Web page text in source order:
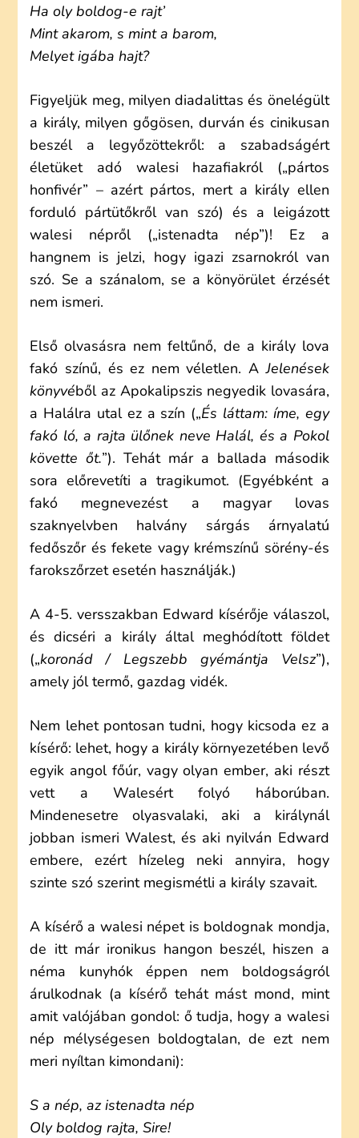
Ha oly boldog-e rajt’
Mint akarom, s mint a barom,
Melyet igába hajt?
Figyeljük meg, milyen diadalittas és önelégült
a király, milyen gőgösen, durván és cinikusan
beszél a legyőzöttekről: a szabadságért
életüket adó walesi hazafiakról („pártos
honfivér” – azért pártos, mert a király ellen
forduló pártütőkről van szó) és a leigázott
walesi népről („istenadta nép”)! Ez a
hangnem is jelzi, hogy igazi zsarnokról van
szó. Se a szánalom, se a könyörület érzését
nem ismeri.
Első olvasásra nem feltűnő, de a király lova
fakó színű, és ez nem véletlen. AJelenések
könyvéből az Apokalipszis negyedik lovasára,
a Halálra utal ez a szín („És láttam: íme, egy
fakó ló, a rajta ülőnek neve Halál, és a Pokol
követte őt.”). Tehát már a ballada második
sora előrevetíti a tragikumot. (Egyébként a
fakó megnevezést a magyar lovas
szaknyelvben halvány sárgás árnyalatú
fedőszőr és fekete vagy krémszínű sörény-és
farokszőrzet esetén használják.)
A 4-5. versszakban Edward kísérője válaszol,
és dicséri a király által meghódított földet
(„koronád / Legszebb gyémántja Velsz”),
amely jól termő, gazdag vidék.
Nem lehet pontosan tudni, hogy kicsoda ez a
kísérő: lehet, hogy a király környezetében levő
egyik angol főúr, vagy olyan ember, aki részt
vett a Walesért folyó háborúban.
Mindenesetre olyasvalaki, aki a királynál
jobban ismeri Walest, és aki nyilván Edward
embere, ezért hízeleg neki annyira, hogy
szinte szó szerint megismétli a király szavait.
A kísérő a walesi népet is boldognak mondja,
de itt már ironikus hangon beszél, hiszen a
néma kunyhók éppen nem boldogságról
árulkodnak (a kísérő tehát mást mond, mint
amit valójában gondol: ő tudja, hogy a walesi
nép mélységesen boldogtalan, de ezt nem
meri nyíltan kimondani):
S a nép, az istenadta nép
Oly boldog rajta, Sire!